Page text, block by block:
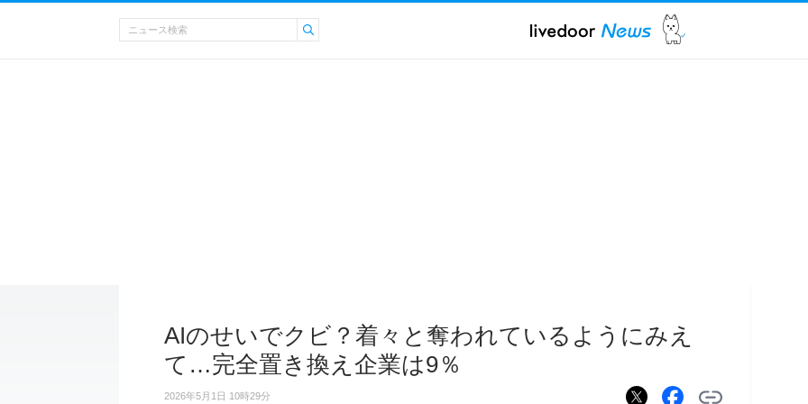
AIのせいでクビ？着々と奪われているようにみえ
て…完全置き換え企業は9％
2026年5月1日 10時29分